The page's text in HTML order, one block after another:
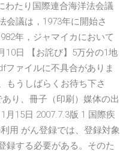
わたり国際連合海洋法会議
会議は，1973年に開始さ
年，ジャマイカにおいて
10日 【お詫び】5万分の1地
ファイルに不具合がありま
もうしばらくお待ち下さ
り、冊子（印刷）媒体の出
月15日 2007.7.3版 1 国際疾
用 がん登録では、登録対象
録する必要がある。そのた